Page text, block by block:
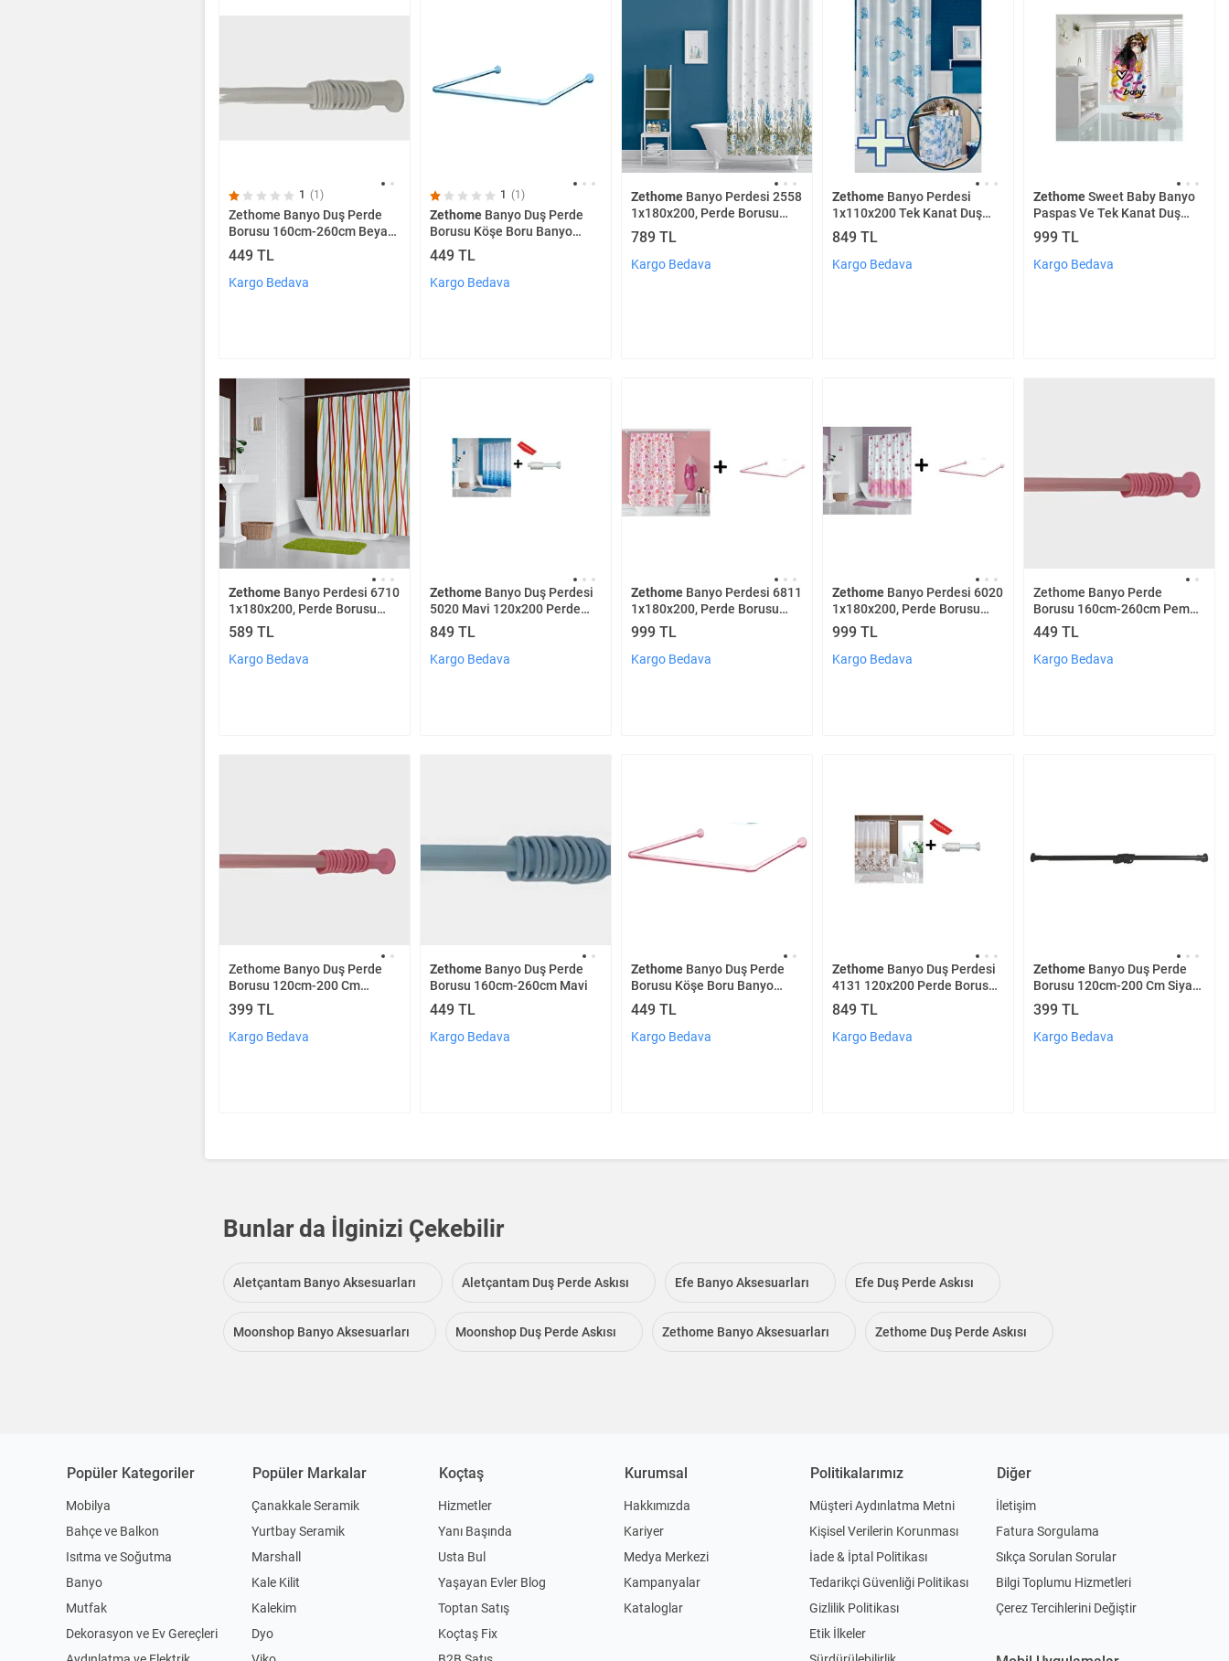
1 (1)
Zethome Banyo Duş Perde
Borusu 160cm-260cm Beyaz
Banyo Perde Borusu Perde
Askısı Metal
449 TL
Kargo Bedava
1 (1)
ZethomeBanyo Duş Perde
Borusu Köşe Boru Banyo
Askısı Demiri Mavi Metal
449 TL
Kargo Bedava
ZethomeBanyo Perdesi 2558
1x180x200, Perde Borusu
Askı Aparatı Köşe Boru Beyaz
Hediyeli, Duş Perdesi Seti
789 TL
Kargo Bedava
ZethomeBanyo Perdesi
1x110x200 Tek Kanat Duş
Perdesi Halka Hediyeli Ve
Çamaşır Makina Örtüsü 7085
849 TL
Kargo Bedava
ZethomeSweet Baby Banyo
Paspas Ve Tek Kanat Duş
Perdesi 1x180x200 Set
999 TL
Kargo Bedava
Zethome Banyo Perdesi 6710
1x180x200, Perde Borusu
Askı Aparatı Köşe Boru Beyaz
Hediyeli, Duş Perdesi Seti
589 TL
Kargo Bedava
ZethomeBanyo Duş Perdesi
5020 Mavi 120x200 Perde
Borusu Askı Aparatı 90x130
Hediyeli
849 TL
Kargo Bedava
ZethomeBanyo Perdesi 6811
1x180x200, Perde Borusu
Askı Aparatı Köşe Boru
Pembe Hediyeli, Duş Perdesi
Seti
999 TL
Kargo Bedava
ZethomeBanyo Perdesi 6020
1x180x200, Perde Borusu
Askı Aparatı Köşe Boru
Pembe Hediyeli, Duş Perdesi
Seti
999 TL
Kargo Bedava
Zethome Banyo Perde
Borusu 160cm-260cm Pembe
Duş Perde Borusu Perde
Askısı Metal
449 TL
Kargo Bedava
Zethome Banyo Duş Perde
Borusu 120cm-200 Cm
Pembe Banyo Perde Borusu
Perde Askısı Metal
399 TL
Kargo Bedava
ZethomeBanyo Duş Perde
Borusu 160cm-260cm Mavi
449 TL
Kargo Bedava
ZethomeBanyo Duş Perde
Borusu Köşe Boru Banyo
Askısı Demiri Pembe
449 TL
Kargo Bedava
ZethomeBanyo Duş Perdesi
4131 120x200 Perde Borusu
Askı Aparatı 90x130 Hediyeli
849 TL
Kargo Bedava
ZethomeBanyo Duş Perde
Borusu 120cm-200 Cm Siyah
Duş Perde Askısı Duş Borusu
Metal
399 TL
Kargo Bedava
Bunlar da İlginizi Çekebilir
Aletçantam Banyo Aksesuarları Aletçantam Duş Perde Askısı Efe Banyo Aksesuarları Efe Duş Perde Askısı
Moonshop Banyo Aksesuarları Moonshop Duş Perde Askısı Zethome Banyo Aksesuarları Zethome Duş Perde Askısı
Popüler Kategoriler
Mobilya
Bahçe ve Balkon
Isıtma ve Soğutma
Banyo
Mutfak
Dekorasyon ve Ev Gereçleri
Popüler Markalar
Çanakkale Seramik
Yurtbay Seramik
Marshall
Kale Kilit
Kalekim
Dyo
Koçtaş
Hizmetler
Yanı Başında
Usta Bul
Yaşayan Evler Blog
Toptan Satış
Koçtaş Fix
Kurumsal
Hakkımızda
Kariyer
Medya Merkezi
Kampanyalar
Kataloglar
Politikalarımız
Müşteri Aydınlatma Metni
Kişisel Verilerin Korunması
İade & İptal Politikası
Tedarikçi Güvenliği Politikası
Gizlilik Politikası
Etik İlkeler
Diğer
İletişim
Fatura Sorgulama
Sıkça Sorulan Sorular
Bilgi Toplumu Hizmetleri
Çerez Tercihlerini Değiştir